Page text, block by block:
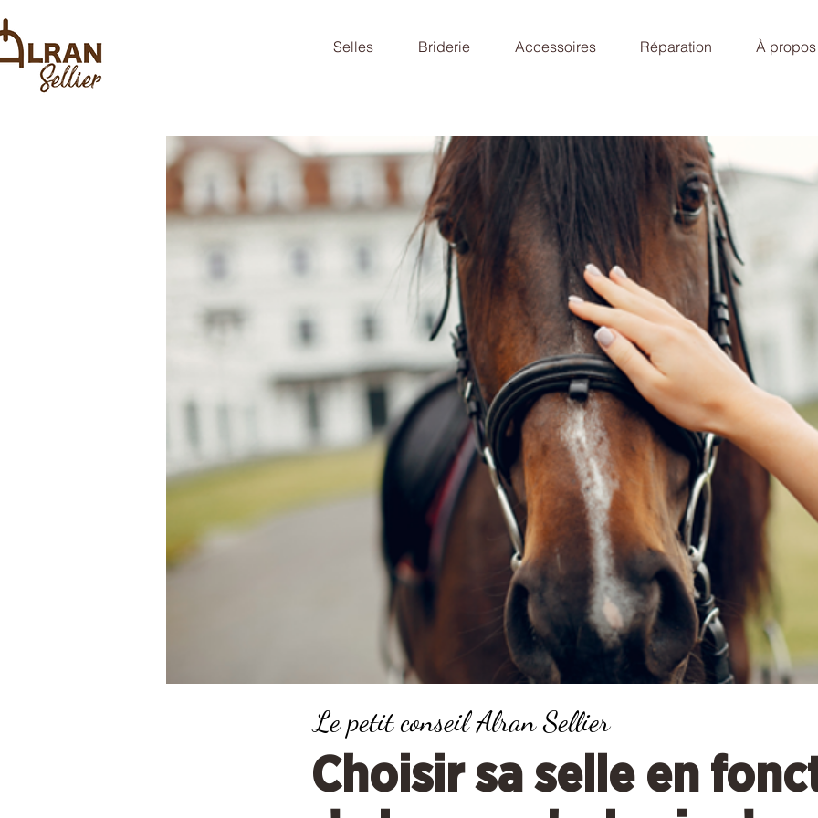
Selles Briderie Accessoires Réparation À propos
Le petit conseil Alran Sellier
Choisirsa selle en